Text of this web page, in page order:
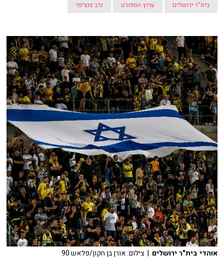
בית"ר ירושלים ערוץ הספורט נדב צנציפר
אוהדי בית"ר ירושלים | צילום: אורן בן חקון/פלאש 90